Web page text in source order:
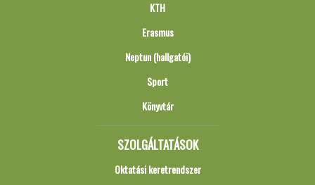
KTH
Erasmus
Neptun (hallgatói)
Sport
Könyvtár
SZOLGÁLTATÁSOK
Oktatási keretrendszer